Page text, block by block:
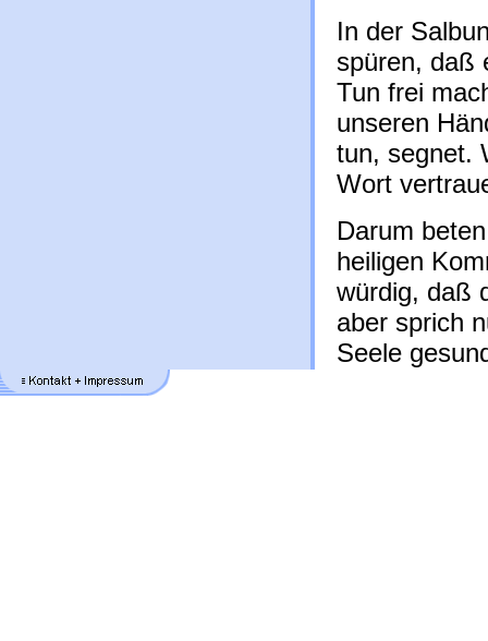
In der
spüren, daß
Tun frei
unseren
tun, segnet.
Wort
Darum
heiligen
würdig, daß
aber sprich
Seele